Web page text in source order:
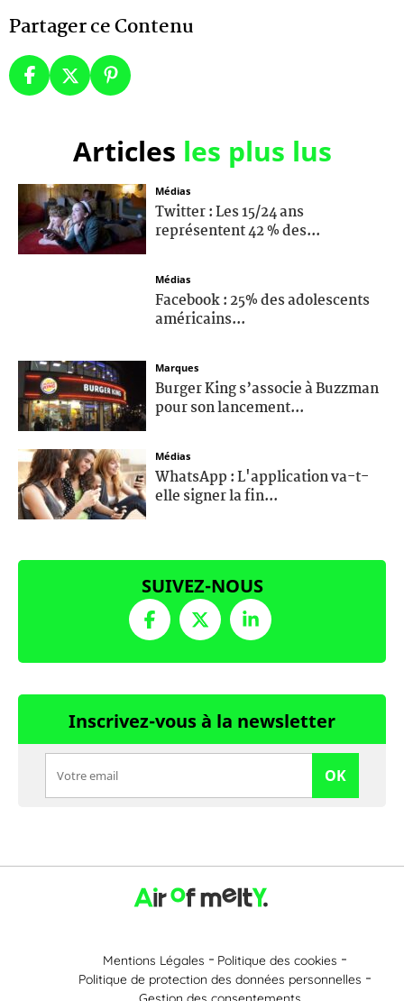
Partager ce Contenu
Articles les plus lus
Médias
Twitter : Les 15/24 ans
représentent 42 % des...
Médias
Facebook : 25% des adolescents
américains...
Marques
Burger King s’associe à Buzzman
pour son lancement...
Médias
WhatsApp : L'application va-t-
elle signer la fin...
SUIVEZ-NOUS
Inscrivez-vous à la newsletter
OK
Mentions Légales
Politique des cookies
Politique de protection des données personnelles